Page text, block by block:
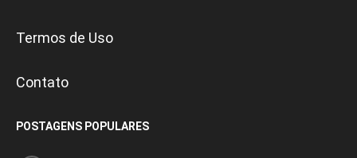
Termos de Uso
Contato
POSTAGENS POPULARES